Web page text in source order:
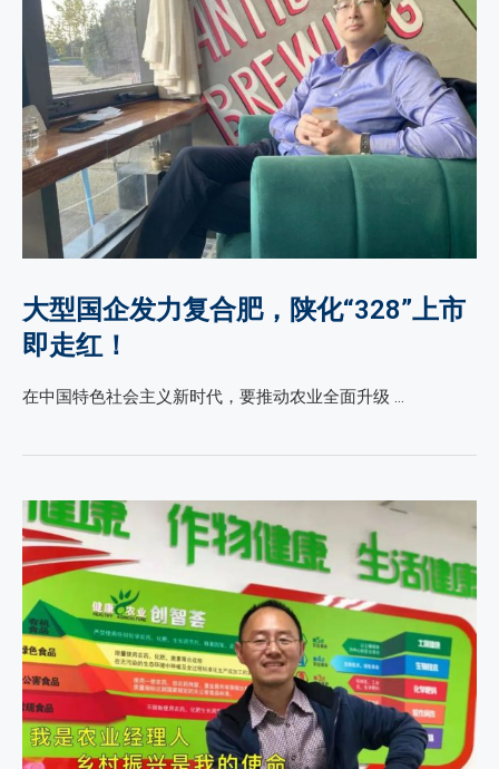
大型国企发力复合肥，陕化“328”上市
即走红！
在中国特色社会主义新时代，要推动农业全面升级 …